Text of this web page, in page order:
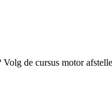
de cursus motor